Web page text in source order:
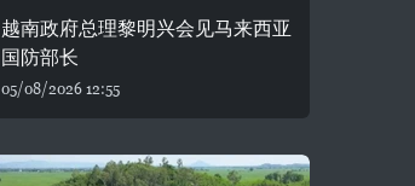
越南政府总理黎明兴会见马来西亚
国防部长
05/08/2026 12:55